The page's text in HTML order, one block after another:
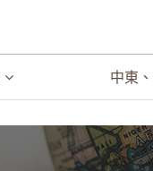
中東